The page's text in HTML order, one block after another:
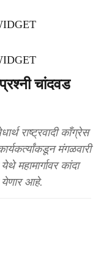
चांदवड
राष्ट्रवादी काँग्रेस
मंगळवारी
महामार्गावर कांदा
येणार आहे.